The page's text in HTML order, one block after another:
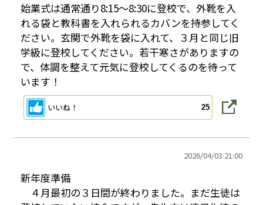
始業式は通常通り8:15～8:30に登校で、外靴を入
れる袋と教科書を入れられるカバンを持参してく
ださい。玄関で外靴を袋に入れて、３月と同じ旧
学級に登校してください。若干寒さがありますの
で、体調を整えて元気に登校してくるのを待って
います！
いいね！ 25
2026/04/03 21:00
新年度準備
４月最初の３日間が終わりました。まだ生徒は